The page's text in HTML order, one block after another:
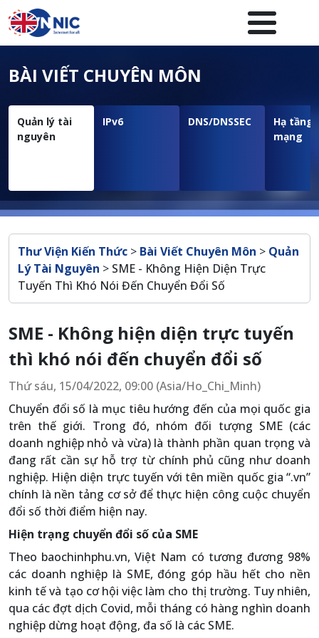
Nhảy đến nội dung
Menuheader của website
BÀI VIẾT CHUYÊN MÔN
Quản lý tài
nguyên
IPv6 DNS/DNSSEC
Hạ tầng
mạng
Breadcrumb
Thư Viện Kiến Thức > Bài Viết Chuyên Môn > Quản
Lý Tài Nguyên > SME - Không Hiện Diện Trực
Tuyến Thì Khó Nói Đến Chuyển Đổi Số
SME - Không hiện diện trực tuyến
thì khó nói đến chuyển đổi số
Thứ sáu, 15/04/2022, 09:00 (Asia/Ho_Chi_Minh)
Chuyển đổi số là mục tiêu hướng đến của mọi quốc gia
trên thế giới. Trong đó, nhóm đối tượng SME (các
doanh nghiệp nhỏ và vừa) là thành phần quan trọng và
đang rất cần sự hỗ trợ từ chính phủ cũng như doanh
nghiệp. Hiện diện trực tuyến với tên miền quốc gia “.vn”
chính là nền tảng cơ sở để thực hiện công cuộc chuyển
đổi số thời điểm hiện nay.
Hiện trạng chuyển đổi số của SME
Theo baochinhphu.vn, Việt Nam có tương đương 98%
các doanh nghiệp là SME, đóng góp hầu hết cho nền
kinh tế và tạo cơ hội việc làm cho thị trường. Tuy nhiên,
qua các đợt dịch Covid, mỗi tháng có hàng nghìn doanh
nghiệp dừng hoạt động, đa số là các SME.